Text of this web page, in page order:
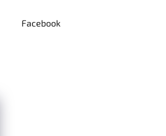
Facebook